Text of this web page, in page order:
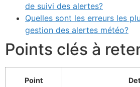
de suivi des alertes?
Quelles sont les erreurs les
gestion des alertes météo?
Points clés à
Point